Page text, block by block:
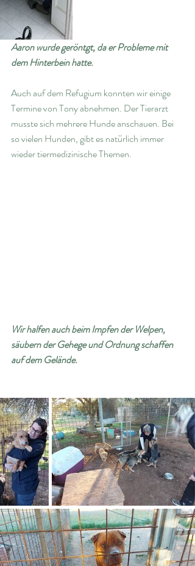
Aaron wurde geröntgt, da er Probleme mit
dem Hinterbein hatte.
Auch auf dem Refugium konnten wir einige
Termine von Tony abnehmen. Der Tierarzt
musste sich mehrere Hunde anschauen. Bei
so vielen Hunden, gibt es natürlich immer
wieder tiermedizinische Themen.
Wir halfen auch beim Impfen der Welpen,
säubern der Gehege und Ordnung schaffen
auf dem Gelände.